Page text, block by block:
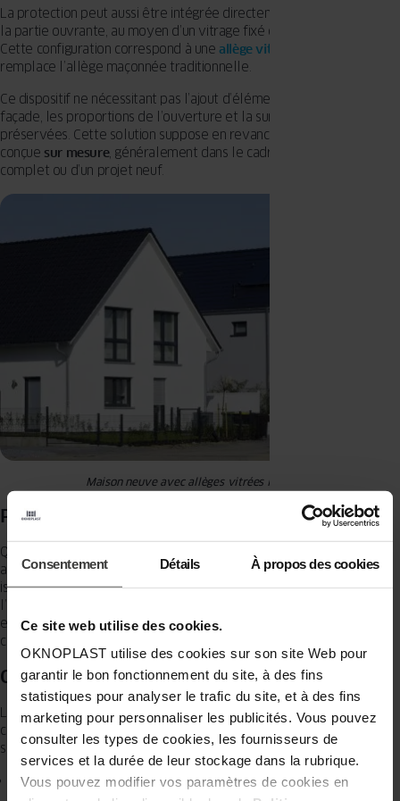
Consentement Détails À propos des cookies
Ce site web utilise des cookies.
OKNOPLAST utilise des cookies sur son site Web pour
garantir le bon fonctionnement du site, à des fins
statistiques pour analyser le trafic du site, et à des fins
marketing pour personnaliser les publicités. Vous pouvez
consulter les types de cookies, les fournisseurs de
services et la durée de leur stockage dans la rubrique.
Vous pouvez modifier vos paramètres de cookies en
La protection peut aussi être intégrée directement à la fenêtre, sous
la partie ouvrante, au moyen d’un vitrage fixé dans le dormant.
Cette configuration correspond à une allège vitrée intégrée
remplace l’allège maçonnée traditionnelle.
Ce dispositif ne nécessitant pas l’ajout d’éléments rapportés en
façade, les proportions de l’ouverture et la surface vitrée sont
préservées. Cette solution suppose en revanche une menuiserie
conçue sur mesure, généralement dans le cadre d’un remplacement
complet ou d’un projet neuf.
Maison neuve avec allèges vitrées intégrées
Points de vigilance
Quelle que soit la solution retenue, la mise en œuvre doit être
adaptée au support existant, qu’il s’agisse d’un mur plein, d’une
isolation par l’extérieur ou d’un tableau étroit. L’impact sur
l’étanchéité et la performance thermique doit être anticipé. En zones
exposées, notammenten bord de mer
conditionne la durabilité et l’entretien.
Comment choisir ?
Le choix dépend de la configuration de l’ouverture et du niveau de
contrainte réglementaire. Trois critères permettent de choisir une
solution cohérente, à la fois conforme et adaptée au projet global :
La hauteur d’allège existante